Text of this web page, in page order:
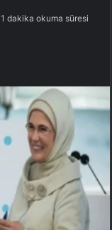
1 dakika okuma süresi